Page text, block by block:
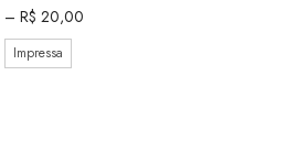
– R$ 20,00
Impressa